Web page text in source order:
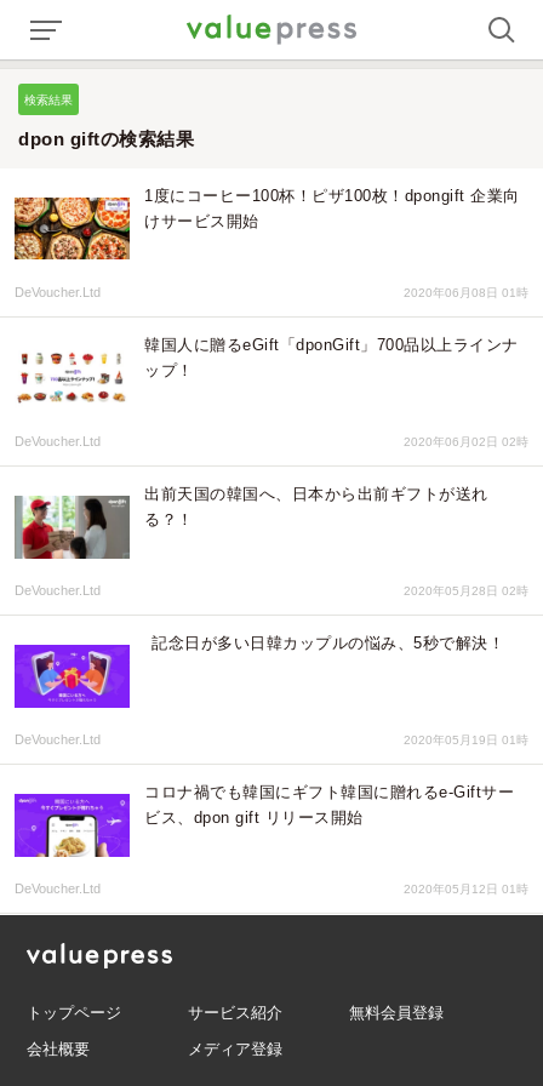
検索結果
dpon giftの検索結果
1度にコーヒー100杯！ピザ100枚！dpongift 企業向
けサービス開始
DeVoucher.Ltd 2020年06月08日 01時
韓国人に贈るeGift「dponGift」700品以上ラインナ
ップ！
DeVoucher.Ltd 2020年06月02日 02時
出前天国の韓国へ、日本から出前ギフトが送れ
る？！
DeVoucher.Ltd 2020年05月28日 02時
記念日が多い日韓カップルの悩み、5秒で解決！
DeVoucher.Ltd 2020年05月19日 01時
コロナ禍でも韓国にギフト韓国に贈れるe-Giftサー
ビス、dpon gift リリース開始
DeVoucher.Ltd 2020年05月12日 01時
トップページ サービス紹介
無料会員登録
会社概要
メディア登録